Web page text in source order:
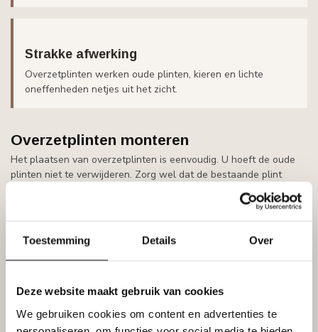
Toestemming Details Over
Deze website maakt gebruik van cookies
We gebruiken cookies om content en advertenties te
Strakke afwerking
Overzetplinten werken oude plinten, kieren en lichte
oneffenheden netjes uit het zicht.
Overzetplinten monteren
Het plaatsen van overzetplinten is eenvoudig. U hoeft de oude
plinten niet te verwijderen. Zorg wel dat de bestaande plint
Controleer of de binnenmaat van de overzetplint groot
Controleer eerst de passing rond hoeken en deurposten.
Breng montagekit of High Tack aan op de achterzijde.